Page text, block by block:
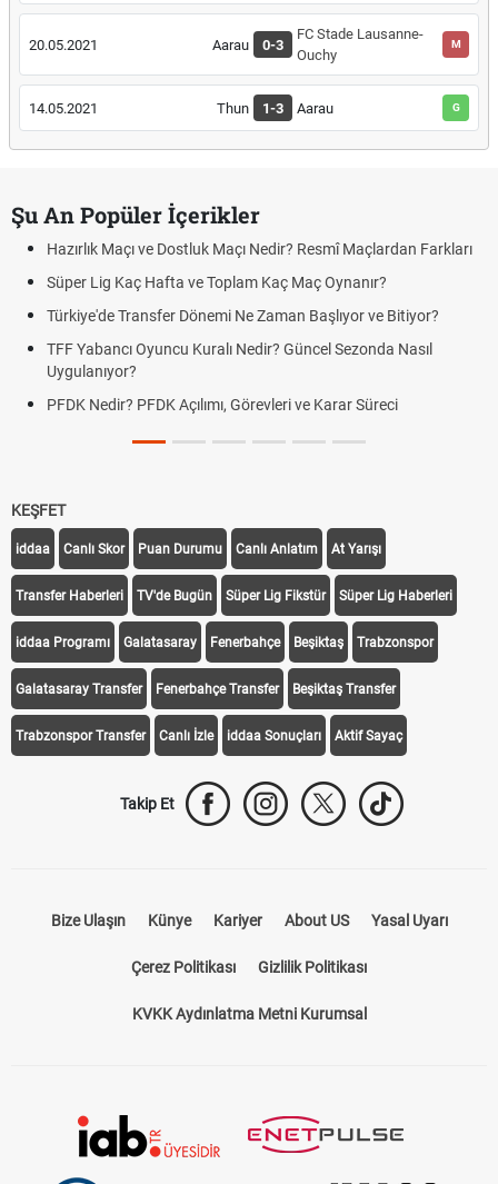
20.05.2021 Aarau 0-3
FC Stade Lausanne-
Ouchy
M
14.05.2021 Thun 1-3 Aarau G
Şu An Popüler İçerikler
Hazırlık Maçı ve Dostluk Maçı Nedir? Resmî Maçlardan Farkları
Süper Lig Kaç Hafta ve Toplam Kaç Maç Oynanır?
Türkiye'de Transfer Dönemi Ne Zaman Başlıyor ve Bitiyor?
TFF Yabancı Oyuncu Kuralı Nedir? Güncel Sezonda Nasıl
Uygulanıyor?
PFDK Nedir? PFDK Açılımı, Görevleri ve Karar Süreci
KEŞFET
iddaa Canlı Skor Puan Durumu Canlı Anlatım At Yarışı
Transfer Haberleri TV'de Bugün Süper Lig Fikstür Süper Lig Haberleri
iddaa Programı Galatasaray Fenerbahçe Beşiktaş Trabzonspor
Galatasaray Transfer Fenerbahçe Transfer Beşiktaş Transfer
Trabzonspor Transfer Canlı İzle iddaa Sonuçları Aktif Sayaç
Takip Et
Bize Ulaşın Künye Kariyer About US Yasal Uyarı
Çerez Politikası Gizlilik Politikası
KVKK Aydınlatma Metni Kurumsal